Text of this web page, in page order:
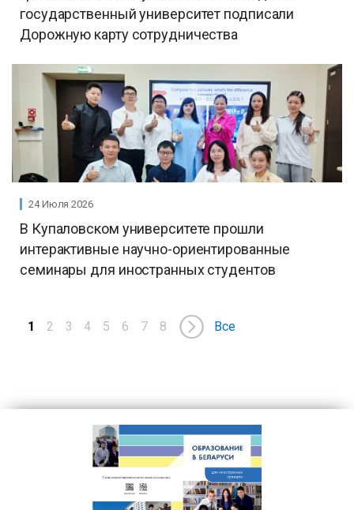
государственный университет подписали
Дорожную карту сотрудничества
24 Июля 2026
В Купаловском университете прошли
интерактивные научно-ориентированные
семинары для иностранных студентов
1 2 3 4 5 6 7 8 Все